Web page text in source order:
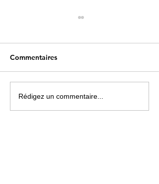
Une carte « musicale »
parfaitement insolite !
Commentaires
Rédigez un commentaire...